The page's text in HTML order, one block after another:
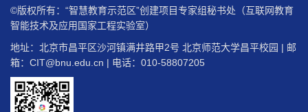
©版权所有：“智慧教育示范区”创建项目专家组秘书处（互联网教育
智能技术及应用国家工程实验室）
地址：北京市昌平区沙河镇满井路甲2号 北京师范大学昌平校园 | 邮
箱： CIT@bnu.edu.cn | 电话：010-58807205